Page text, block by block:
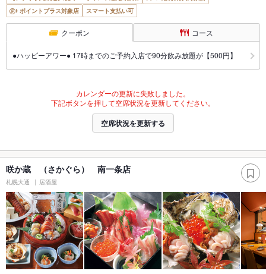
ポイントプラス対象店
スマート支払い可
クーポン コース
●ハッピーアワー● 17時までのご予約入店で90分飲み放題が【500円】
カレンダーの更新に失敗しました。
下記ボタンを押して空席状況を更新してください。
空席状況を更新する
咲か蔵 （さかぐら） 南一条店
札幌大通 居酒屋